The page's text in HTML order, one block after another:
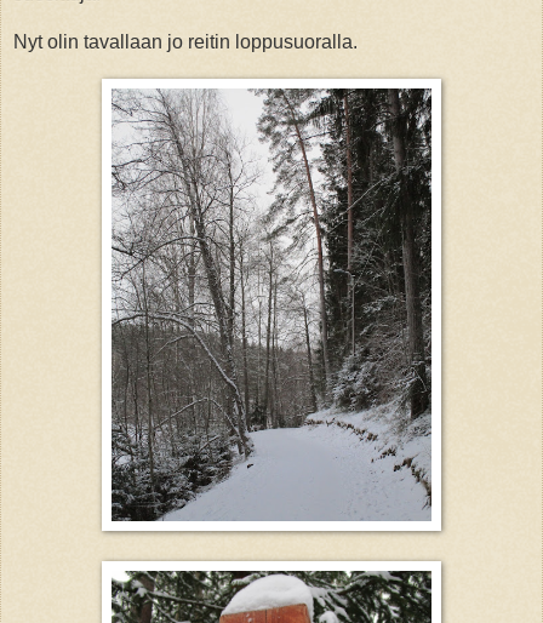
Nyt olin tavallaan jo reitin loppusuoralla.